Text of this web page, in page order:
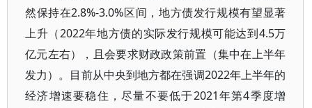
然保持在2.8%-3.0%区间，地方债发行规模有望显著
上升（2022年地方债的实际发行规模可能达到4.5万
亿元左右），且会要求财政政策前置（集中在上半年
发力）。目前从中央到地方都在强调2022年上半年的
经济增速要稳住，尽量不要低于2021年第4季度增